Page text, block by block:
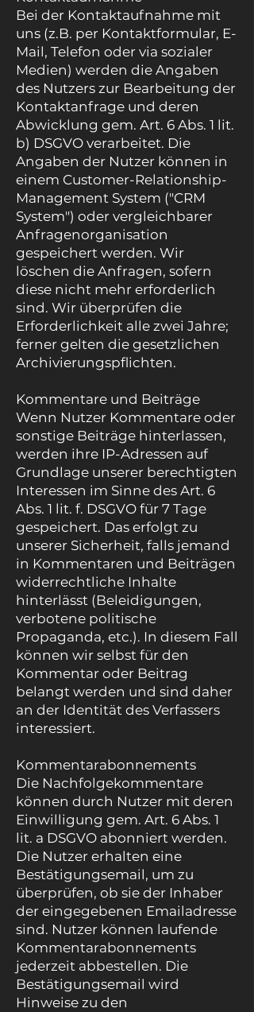
Bei der Kontaktaufnahme mit
uns (z.B. per Kontaktformular, E-
Mail, Telefon oder via sozialer
Medien) werden die Angaben
des Nutzers zur Bearbeitung der
Kontaktanfrage und deren
Abwicklung gem. Art. 6 Abs. 1 lit.
b) DSGVO verarbeitet. Die
Angaben der Nutzer können in
einem Customer-Relationship-
Management System ("CRM
System") oder vergleichbarer
Anfragenorganisation
gespeichert werden. Wir
löschen die Anfragen, sofern
diese nicht mehr erforderlich
sind. Wir überprüfen die
Erforderlichkeit alle zwei Jahre;
ferner gelten die gesetzlichen
Archivierungspflichten.
Kommentare und Beiträge
Wenn Nutzer Kommentare oder
sonstige Beiträge hinterlassen,
werden ihre IP-Adressen auf
Grundlage unserer berechtigten
Interessen im Sinne des Art. 6
Abs. 1 lit. f. DSGVO für 7 Tage
gespeichert. Das erfolgt zu
unserer Sicherheit, falls jemand
in Kommentaren und Beiträgen
widerrechtliche Inhalte
hinterlässt (Beleidigungen,
verbotene politische
Propaganda, etc.). In diesem Fall
können wir selbst für den
Kommentar oder Beitrag
belangt werden und sind daher
an der Identität des Verfassers
interessiert.
Kommentarabonnements
Die Nachfolgekommentare
können durch Nutzer mit deren
Einwilligung gem. Art. 6 Abs. 1
lit. a DSGVO abonniert werden.
Die Nutzer erhalten eine
Bestätigungsemail, um zu
überprüfen, ob sie der Inhaber
der eingegebenen Emailadresse
sind. Nutzer können laufende
Kommentarabonnements
jederzeit abbestellen. Die
Bestätigungsemail wird
Hinweise zu den